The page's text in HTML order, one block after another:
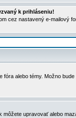
k prihláseniu!
cez nastavený e-mailový
alebo témy. Možno
môžete upravovať alebo